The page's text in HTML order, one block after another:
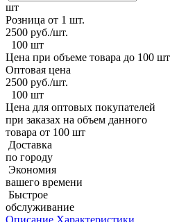
шт
Розница от 1 шт.
2500 руб./шт.
100 шт
Цена при объеме товара до 100 шт
Оптовая цена
2500 руб./шт.
100 шт
Цена для оптовых покупателей
при заказах на объем данного
товара от 100 шт
Доставка
по городу
Экономия
вашего времени
Быстрое
обслуживание
Описание Характеристики